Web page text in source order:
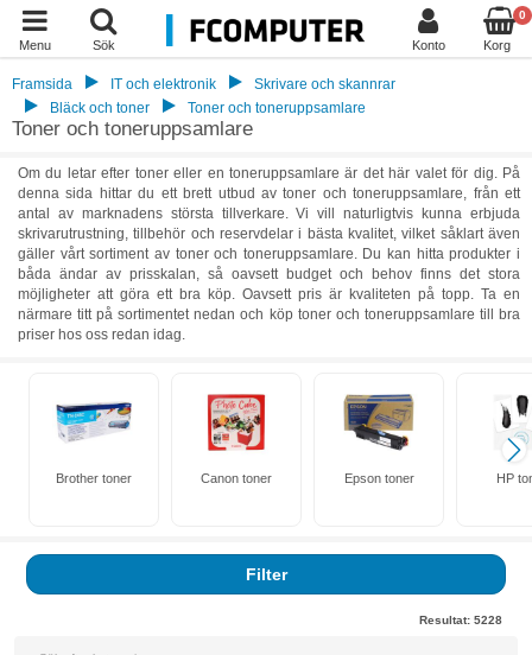
Menu Sök Konto
0
Korg
Framsida IT och elektronik
Skrivare och skannrar
Bläck och toner
Toner och toneruppsamlare
Toner och toneruppsamlare
Om du letar efter toner eller en toneruppsamlare är det här valet för dig. På
denna sida hittar du ett brett utbud av toner och toneruppsamlare, från ett
antal av marknadens största tillverkare. Vi vill naturligtvis kunna erbjuda
skrivarutrustning, tillbehör och reservdelar i bästa kvalitet, vilket såklart även
gäller vårt sortiment av toner och toneruppsamlare. Du kan hitta produkter i
båda ändar av prisskalan, så oavsett budget och behov finns det stora
möjligheter att göra ett bra köp. Oavsett pris är kvaliteten på topp. Ta en
närmare titt på sortimentet nedan och köp toner och toneruppsamlare till bra
priser hos oss redan idag.
Brother toner Canon toner Epson toner HP
Filter
Resultat: 5228